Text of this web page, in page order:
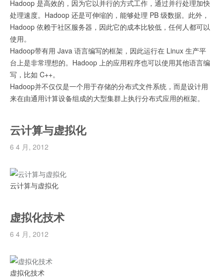
Hadoop 是高效的，因为它以并行的方式工作，通过并行处理加快
处理速度。Hadoop 还是可伸缩的，能够处理 PB 级数据。此外，
Hadoop 依赖于社区服务器，因此它的成本比较低，任何人都可以
使用。
Hadoop带有用 Java 语言编写的框架，因此运行在 Linux 生产平
台上是非常理想的。Hadoop 上的应用程序也可以使用其他语言编
写，比如 C++。
Hadoop并不仅仅是一个用于存储的分布式文件系统，而是设计用
来在由通用计算设备组成的大型集群上执行分布式应用的框架。
云计算与虚拟化
6 4 月, 2012
云计算与虚拟化
虚拟化技术
6 4 月, 2012
虚拟化技术